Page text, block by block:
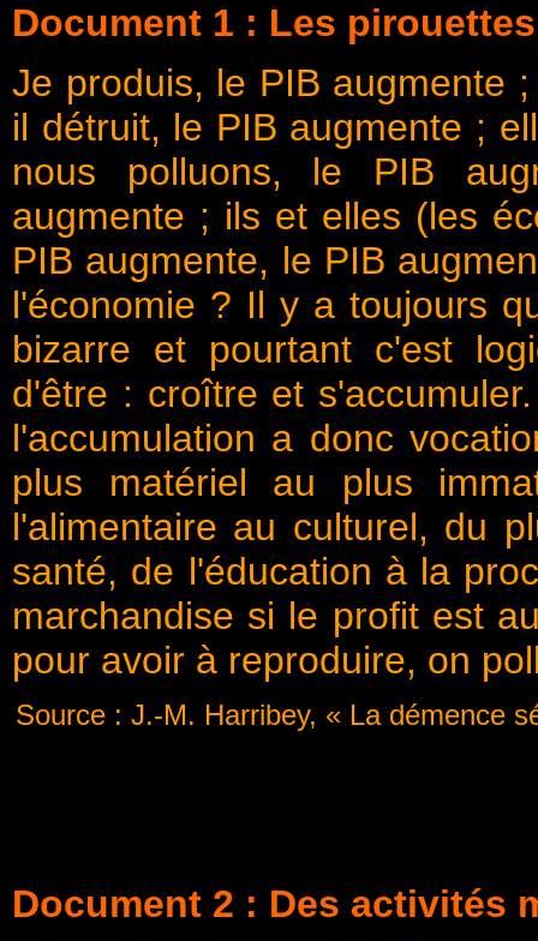
Document 1 : Les
Je produis, le PIB augmente
il détruit, le PIB augmente ;
nous polluons, le PIB
augmente ; ils et elles (les
PIB augmente, le PIB
l'économie ? Il y a toujours
bizarre et pourtant c'est
d'être : croître et
l'accumulation a donc
plus matériel au plus
l'alimentaire au culturel, du
santé, de l'éducation à la
marchandise si le profit est
pour avoir à reproduire, on
Source : J.-M. Harribey, « La démence
Document 2 : Des activités